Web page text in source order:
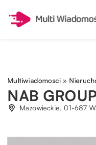
Multiwiadomosci »
NAB
Mazowieckie, 01-687